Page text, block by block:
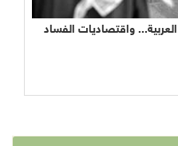
واقتصاديات الفساد